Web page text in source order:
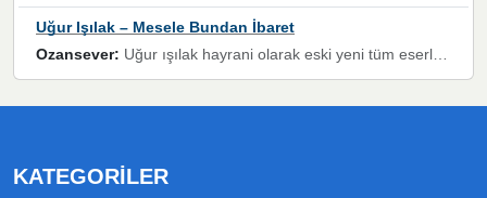
Uğur Işılak – Mesele Bundan İbaret
Ozansever: Uğur ışılak hayrani olarak eski yeni tüm eserlerini keyifle huzurla dinleyenlerden birisiyim, emeğine saygı duyan gönül veren bunu en güzel şekilde sevenlerine ulaştıran siz değerli sayfa yöneticilerine de teşekkür ederim
KATEGORILER